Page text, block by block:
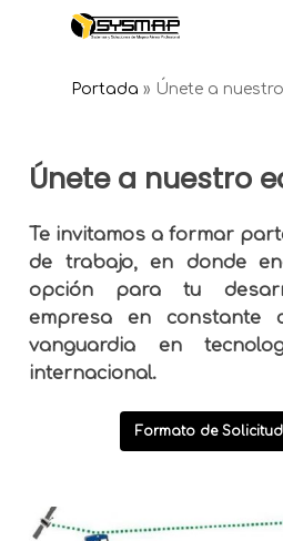
Portada » Únete a
Únete a nuestro
Te invitamos a formar
de trabajo, en donde
opción para tu
empresa en constante
vanguardia en
internacional.
Formato de